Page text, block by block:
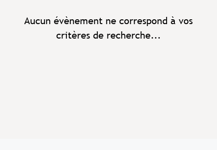
Aucun évènement ne correspond à vos
critères de recherche...